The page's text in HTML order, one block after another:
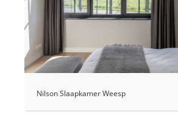
Nilson Slaapkamer Weesp